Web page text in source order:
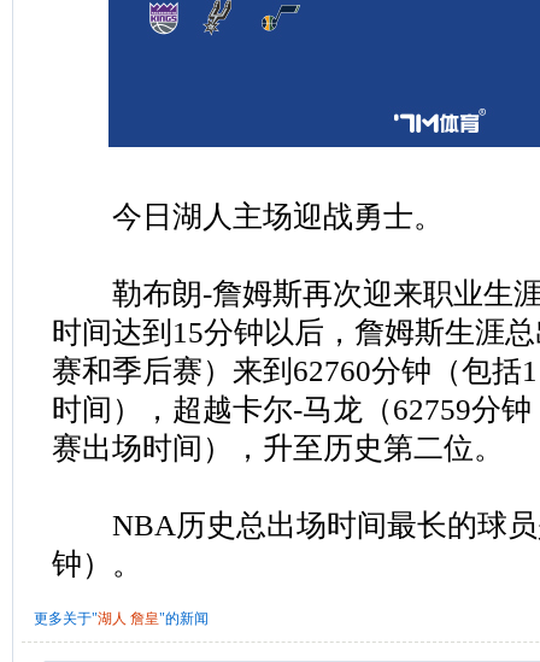
今日湖人主场迎战勇士。
勒布朗-詹姆斯再次迎来职业生涯
时间达到15分钟以后，詹姆斯生涯
赛和季后赛）来到62760分钟（包括
时间），超越卡尔-马龙（62759分
赛出场时间），升至历史第二位。
NBA历史总出场时间最长的球员
钟）。
更多关于"湖人 詹皇"的新闻